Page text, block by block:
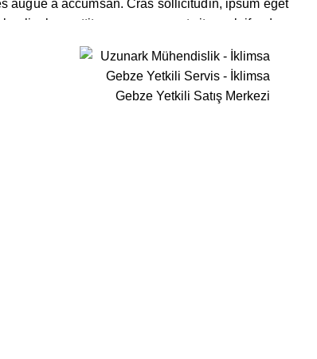
augue a accumsan. Cras sollicitudin, ipsum eget
ligula, porttitor eu, consequat vitae, eleifend ac,
ab illo inventore veritatis et quasi architecto